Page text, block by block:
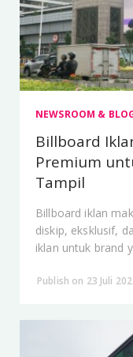
NEWSROOM &
Billboard
Premium
Tampil
Billboard iklan
diskip, eksklusif,
iklan untuk brand
Publish on 23 Juli